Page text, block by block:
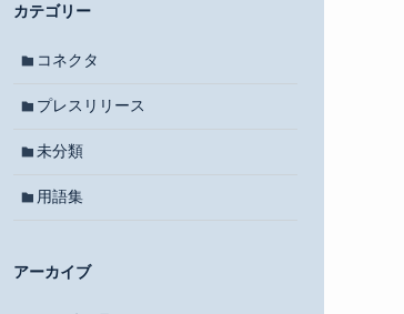
カテゴリー
コネクタ
プレスリリース
未分類
用語集
アーカイブ